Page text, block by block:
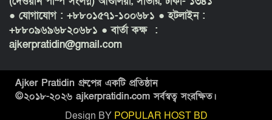
● যোগাযোগ : +৮৮০১৫৭১-১০০৬৮১ ● হটলাইন :
+৮৮০৯৬৯৬৮২০৬৮১ ● বার্তা কক্ষ :
ajkerpratidin@gmail.com
Ajker Pratidin গ্রুপের একটি প্রতিষ্ঠান
©২০১৮-২০২৬ ajkerpratidin.com সর্বস্বত্ব সংরক্ষিত।
Design BY POPULAR HOST BD